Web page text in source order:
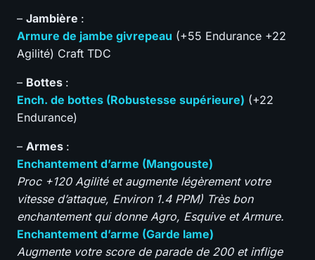
– Jambière :
Armure de jambe givrepeau (+55 Endurance +22
Agilité) Craft TDC
– Bottes :
Ench. de bottes (Robustesse supérieure) (+22
Endurance)
– Armes :
Enchantement d’arme (Mangouste)
Proc +120 Agilité et augmente légèrement votre
vitesse d’attaque, Environ 1.4 PPM) Très bon
enchantement qui donne Agro, Esquive et Armure.
Enchantement d’arme (Garde lame)
Augmente votre score de parade de 200 et inflige